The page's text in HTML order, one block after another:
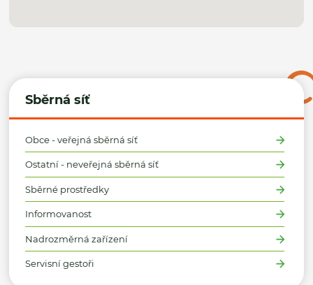
Sběrná síť
Obce - veřejná sběrná síť
Ostatní - neveřejná sběrná síť
Sběrné prostředky
Informovanost
Nadrozměrná zařízení
Servisní gestoři